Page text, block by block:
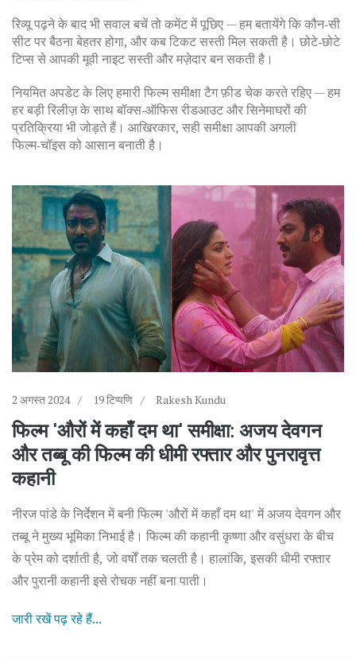
रिव्यू पढ़ने के बाद भी सवाल बचें तो कमेंट में पूछिए — हम बतायेंगे कि कौन‑सी
सीट पर बैठना बेहतर होगा, और कब टिकट सस्ती मिल सकती है। छोटे‑छोटे
टिप्स से आपकी मूवी नाइट सस्ती और मज़ेदार बन सकती है।
नियमित अपडेट के लिए हमारी फिल्म समीक्षा टैग फ़ीड चेक करते रहिए — हम
हर बड़ी रिलीज़ के साथ बॉक्स‑ऑफिस रीडआउट और सिनेमाघरों की
प्रतिक्रिया भी जोड़ते हैं। आखिरकार, सही समीक्षा आपकी अगली
फिल्म‑चॉइस को आसान बनाती है।
2 अगस्त 2024 19 टिप्पणि Rakesh Kundu
फिल्म 'औरों में कहाँ दम था' समीक्षा: अजय देवगन
और तब्बू की फिल्म की धीमी रफ्तार और पुनरावृत्त
कहानी
नीरज पांडे के निर्देशन में बनी फिल्म 'औरों में कहाँ दम था' में अजय देवगन और
तब्बू ने मुख्य भूमिका निभाई है। फिल्म की कहानी कृष्णा और वसुंधरा के बीच
के प्रेम को दर्शाती है, जो वर्षों तक चलती है। हालांकि, इसकी धीमी रफ्तार
और पुरानी कहानी इसे रोचक नहीं बना पाती।
जारी रखें पढ़ रहे हैं...